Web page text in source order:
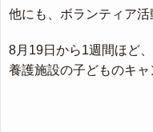
他にも、ボランティア活
8月19日から1週間ほど
養護施設の子どものキャ